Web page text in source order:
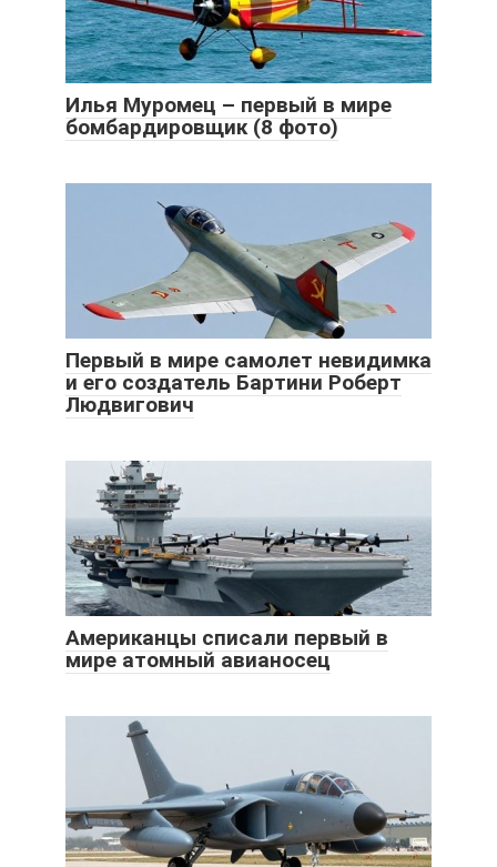
Илья Муромец – первый в мире
бомбардировщик (8 фото)
Первый в мире самолет невидимка
и его создатель Бартини Роберт
Людвигович
Американцы списали первый в
мире атомный авианосец